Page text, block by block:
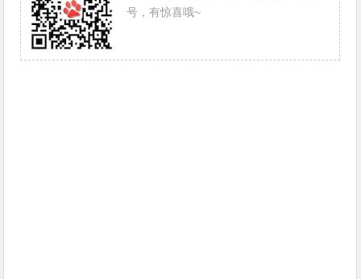
号，有惊喜哦~